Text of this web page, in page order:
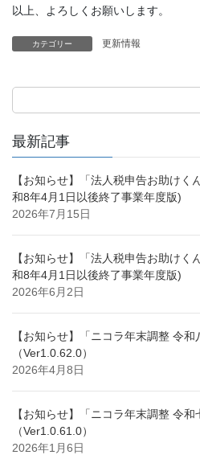
以上、よろしくお願いします。
カテゴリー 更新情報
最新記事
【お知らせ】「法人税申告お助け
和8年4月1日以後終了事業年度版)
2026年7月15日
【お知らせ】「法人税申告お助け
和8年4月1日以後終了事業年度版)
2026年6月2日
【お知らせ】「ニコラ年末調整 令
（Ver1.0.62.0）
2026年4月8日
【お知らせ】「ニコラ年末調整 令
（Ver1.0.61.0）
2026年1月6日